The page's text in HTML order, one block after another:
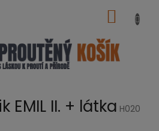
KOŠÍK
EMIL II. + látka H020